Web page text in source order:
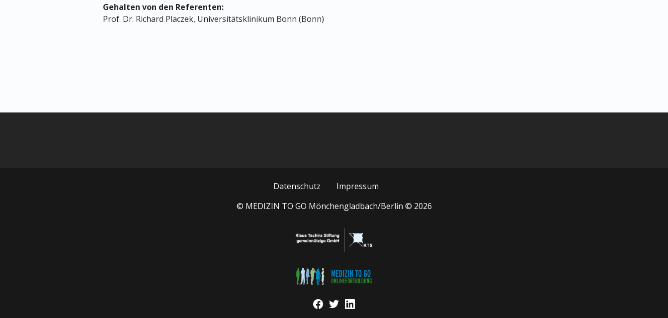
Gehalten von den Referenten:
Prof. Dr. Richard Placzek, Universitätsklinikum Bonn (Bonn)
Datenschutz
Impressum
© MEDIZIN TO GO Mönchengladbach/Berlin © 2026